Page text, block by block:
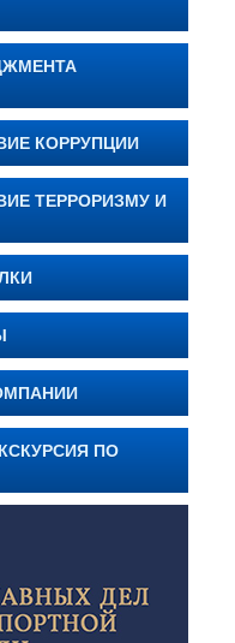
КОРРУПЦИИ
ТЕРРОРИЗМУ И
ПО